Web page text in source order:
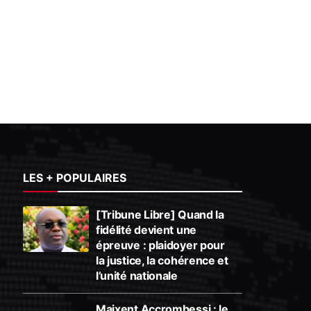
LES + POPULAIRES
[Tribune Libre] Quand la
fidélité devient une
épreuve : plaidoyer pour
la justice, la cohérence et
l’unité nationale